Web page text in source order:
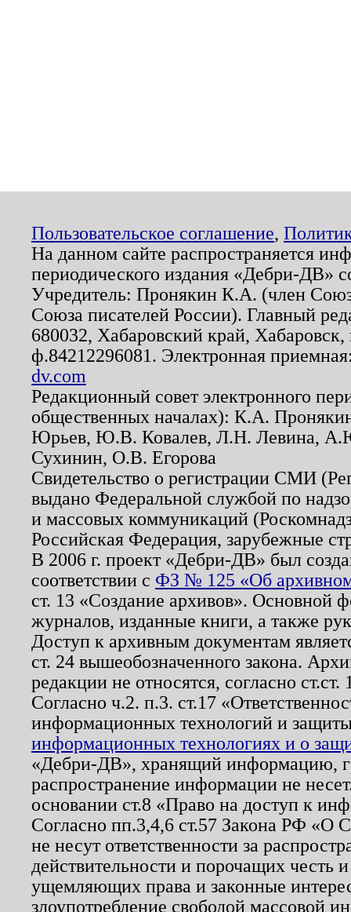
Пользовательское соглашение,
На данном сайте распространяется
периодического издания «Дебри-ДВ»
Учредитель: Пронякин К.А. (член
Союза писателей России). Главный
680032, Хабаровский край,
ф.84212296081. Электронная
dv.com
Редакционный совет электронного
общественных началах): К.А.
Юрьев, Ю.В. Ковалев, Л.Н. Левина,
Сухинин, О.В. Егорова
Свидетельство о регистрации СМИ
выдано Федеральной службой по
и массовых коммуникаций
Российская Федерация, зарубежные
В 2006 г. проект «Дебри-ДВ» был
соответствии с ФЗ № 125 «Об
ст. 13 «Создание архивов». Основной
журналов, изданные книги, а также
Доступ к архивным документам
ст. 24 вышеобозначенного закона.
редакции не относятся, согласно
Согласно ч.2. п.3. ст.17
информационных технологий и
информационных технологиях и о
«Дебри-ДВ», хранящий информацию,
распространение информации не
основании ст.8 «Право на доступ к
Согласно пп.3,4,6 ст.57 Закона РФ «О
не несут ответственности за
действительности и порочащих честь
ущемляющих права и законные
злоупотребление свободой массовой